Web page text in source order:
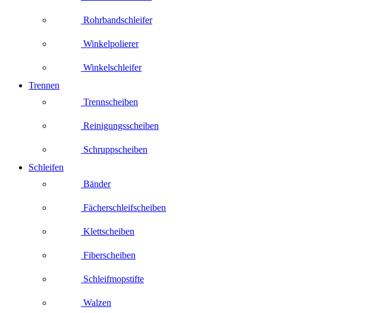
Rohrbandschleifer
Winkelpolierer
Winkelschleifer
Trennen
Trennscheiben
Reinigungsscheiben
Schruppscheiben
Schleifen
Bänder
Fächerschleifscheiben
Klettscheiben
Fiberscheiben
Schleifmopstifte
Walzen